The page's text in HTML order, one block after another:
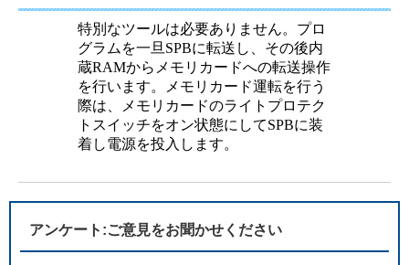
特別なツールは必要ありません。プロ
グラムを一旦SPBに転送し、その後内
蔵RAMからメモリカードへの転送操作
を行います。メモリカード運転を行う
際は、メモリカードのライトプロテク
トスイッチをオン状態にしてSPBに装
着し電源を投入します。
アンケート:ご意見をお聞かせください